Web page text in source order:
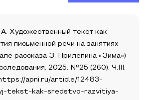
Художественный текст как
письменной речи на занятиях
рассказа З. Прилепина «Зима»)
2025. №25 (260). Ч.III.
apni.ru/article/12483-
tekst-kak-sredstvo-razvitiya-